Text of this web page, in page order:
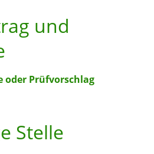
und
oder Prüfvorschlag
Stelle